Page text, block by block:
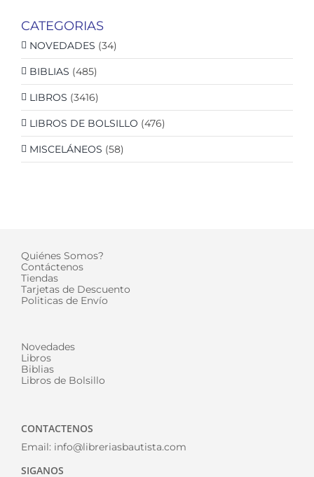
CATEGORIAS
NOVEDADES (34)
BIBLIAS (485)
LIBROS (3416)
LIBROS DE BOLSILLO (476)
MISCELÁNEOS (58)
Quiénes Somos?
Contáctenos
Tiendas
Tarjetas de Descuento
Politicas de Envío
Novedades
Libros
Biblias
Libros de Bolsillo
CONTACTENOS
Email: info@libreriasbautista.com
SIGANOS